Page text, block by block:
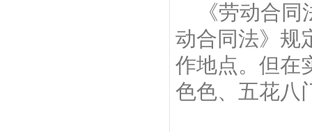
《劳动合
动合同法》规
作地点。但在
色色、五花八